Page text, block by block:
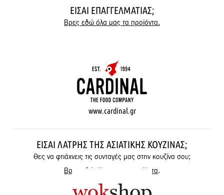
ΕΊΣΑΙ ΕΠΑΓΓΕΛΜΑΤΊΑΣ;
Βρες εδώ όλα μας τα προϊόντα.
www.cardinal.gr
ΕΊΣΑΙ ΛΆΤΡΗΣ ΤΗΣ ΑΣΙΑΤΙΚΉΣ ΚΟΥΖΊΝΑΣ;
Θες να φτιάχνεις τις συνταγές μας στην κουζίνα σου;
Βρες εδώ όλα μας τα προϊόντα.